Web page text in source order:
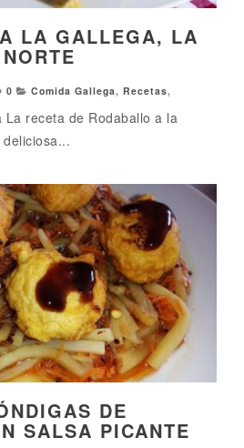
LA GALLEGA, LA
0 Comida Gallega, Recetas,
La receta de Rodaballo a la
DE
SALSA PICANTE